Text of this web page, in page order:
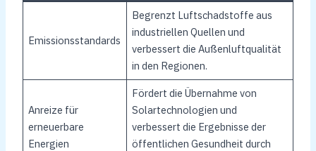
Emissionsstandards
Begrenzt Luftschadstoffe aus
industriellen Quellen und
verbessert die Außenluftqualität
in den Regionen.
Anreize für
erneuerbare
Energien
Fördert die Übernahme von
Solartechnologien und
verbessert die Ergebnisse der
öffentlichen Gesundheit durch